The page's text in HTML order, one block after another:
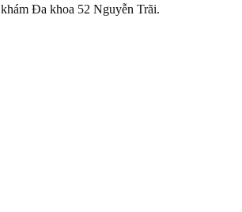
Đa khoa 52 Nguyễn Trãi.